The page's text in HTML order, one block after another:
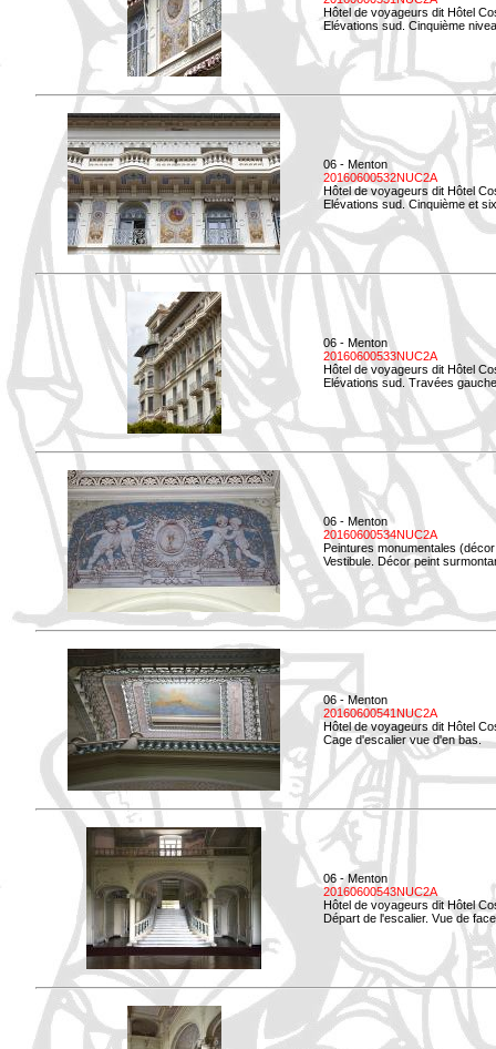
Hôtel de voyageurs dit Hôtel
Elévations sud. Cinquième
06 - Menton
20160600532NUC2A
Hôtel de voyageurs dit Hôtel
Elévations sud. Cinquième et
06 - Menton
20160600533NUC2A
Hôtel de voyageurs dit Hôtel
Elévations sud. Travées
06 - Menton
20160600534NUC2A
Peintures monumentales
Vestibule. Décor peint
06 - Menton
20160600541NUC2A
Hôtel de voyageurs dit Hôtel
Cage d'escalier vue d'en bas.
06 - Menton
20160600543NUC2A
Hôtel de voyageurs dit Hôtel
Départ de l'escalier. Vue de